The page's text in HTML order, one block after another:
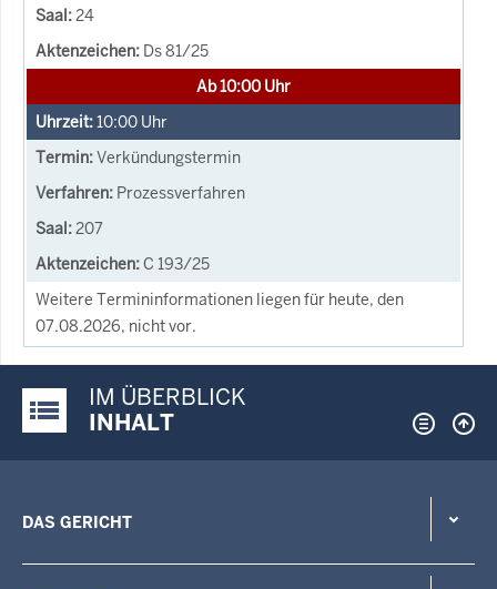
24
Ds 81/25
Ab 10:00 Uhr
10:00 Uhr
Verkündungstermin
Prozessverfahren
207
C 193/25
Weitere Termininformationen liegen für heute, den
07.08.2026, nicht vor.
Justiz-Portal im Überblick:
IM ÜBERBLICK
INHALT
DAS GERICHT